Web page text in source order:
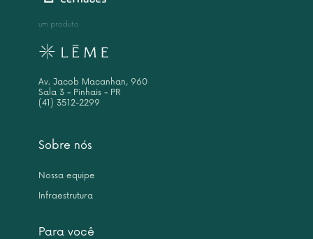
Sobre nós
Nossa equipe
Infraestrutura
Para você
um produto
Av. Jacob Macanhan, 960
Sala 3 - Pinhais - PR
(41) 3512-2299